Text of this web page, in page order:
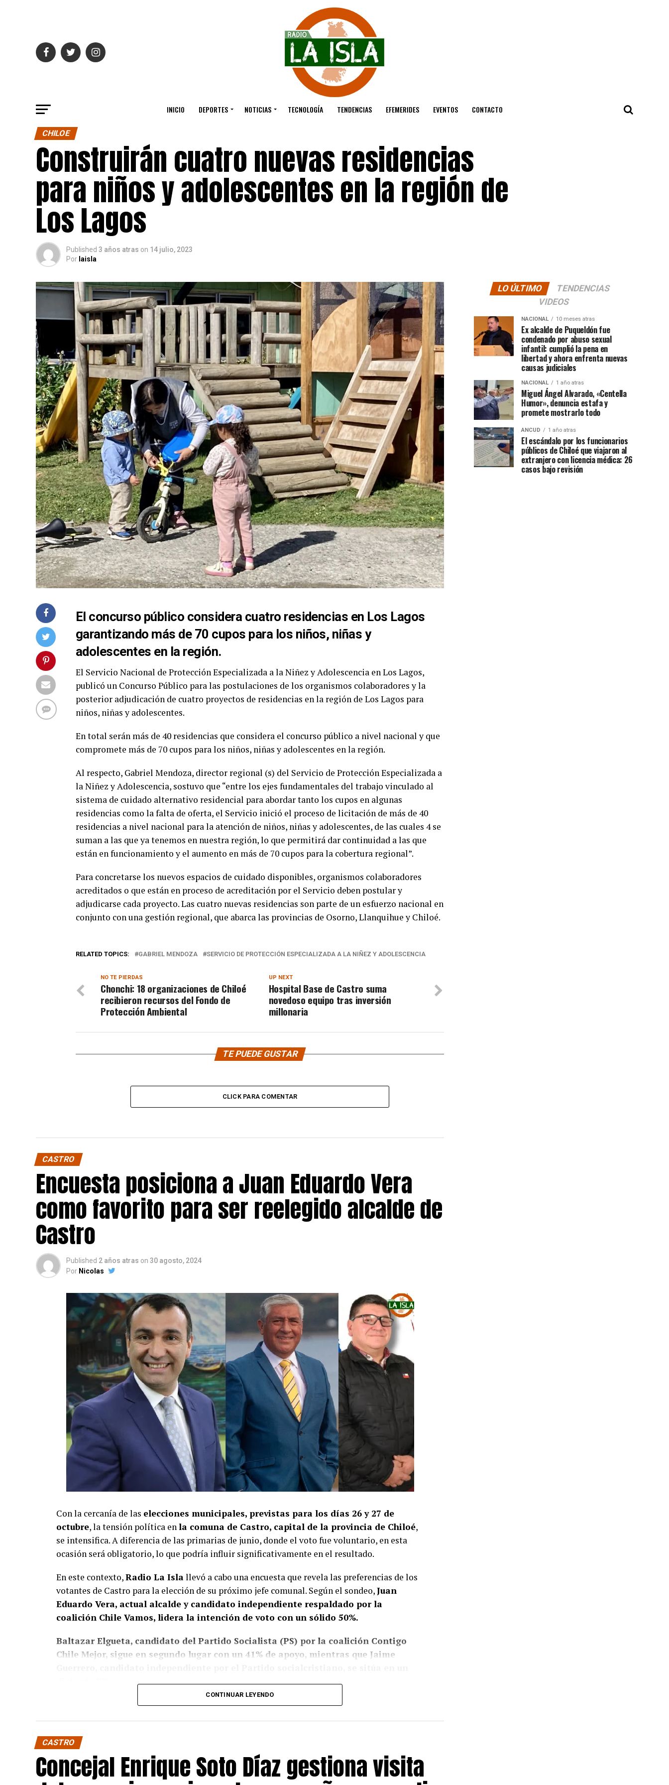
INICIO DEPORTES NOTICIAS TECNOLOGÍA TENDENCIAS EFEMERIDES EVENTOS CONTACTO
CHILOE
Construirán cuatro nuevas residencias
para niños y adolescentes en la región de
Los Lagos
Published 3 años atras on 14 julio, 2023
Por laisla
El concurso público considera cuatro residencias en Los Lagos
garantizando más de 70 cupos para los niños, niñas y
adolescentes en la región.
El Servicio Nacional de Protección Especializada a la Niñez y Adolescencia en Los Lagos,
publicó un Concurso Público para las postulaciones de los organismos colaboradores y la
posterior adjudicación de cuatro proyectos de residencias en la región de Los Lagos para
niños, niñas y adolescentes.
En total serán más de 40 residencias que considera el concurso público a nivel nacional y que
compromete más de 70 cupos para los niños, niñas y adolescentes en la región.
Al respecto, Gabriel Mendoza, director regional (s) del Servicio de Protección Especializada a
la Niñez y Adolescencia, sostuvo que “entre los ejes fundamentales del trabajo vinculado al
sistema de cuidado alternativo residencial para abordar tanto los cupos en algunas
residencias como la falta de oferta, el Servicio inició el proceso de licitación de más de 40
residencias a nivel nacional para la atención de niños, niñas y adolescentes, de las cuales 4 se
suman a las que ya tenemos en nuestra región, lo que permitirá dar continuidad a las que
están en funcionamiento y el aumento en más de 70 cupos para la cobertura regional”.
Para concretarse los nuevos espacios de cuidado disponibles, organismos colaboradores
acreditados o que están en proceso de acreditación por el Servicio deben postular y
adjudicarse cada proyecto. Las cuatro nuevas residencias son parte de un esfuerzo nacional en
conjunto con una gestión regional, que abarca las provincias de Osorno, Llanquihue y Chiloé.
RELATED TOPICS: GABRIEL MENDOZA SERVICIO DE PROTECCIÓN ESPECIALIZADA A LA NIÑEZ Y ADOLESCENCIA
UP NEXT
Hospital Base de Castro suma
novedoso equipo tras inversión
millonaria
NO TE PIERDAS
Chonchi: 18 organizaciones de Chiloé
recibieron recursos del Fondo de
Protección Ambiental
TE PUEDE GUSTAR
CLICK PARA COMENTAR
CASTRO
Encuesta posiciona a Juan Eduardo Vera
como favorito para ser reelegido alcalde de
Castro
Published 2 años atras on 30 agosto, 2024
Por Nicolas
Con la cercanía de las elecciones municipales, previstas para los días 26 y 27 de
octubre, la tensión política enla comuna de Castro, capital de la provincia de Chiloé,
se intensifica. A diferencia de las primarias de junio, donde el voto fue voluntario, en esta
ocasión será obligatorio, lo que podría influir significativamente en el resultado.
En este contexto,Radio La Islallevó a cabo una encuesta que revela las preferencias de los
votantes de Castro para la elección de su próximo jefe comunal. Según el sondeo,Juan
Eduardo Vera, actual alcalde y candidato independiente respaldado por la
coalición Chile Vamos, lidera la intención de voto con un sólido 50%.
Baltazar Elgueta, candidato del Partido Socialista (PS) por la coalición Contigo
Chile Mejor, sigue en segundo lugar con un 41% de apoyo, mientras que Jaime
Estos resultados confirman, de algún modo, pese a que no sean concluyentes, la fuerte
presencia de Vera en la política local, donde ha ejercido un liderazgo significativo,
candidata a la presidencia, Evelyn Matthei
haberle asegurado un respaldo considerable entre los votantes, lo que se refleja en la
encuesta.
CONTINUAR LEYENDO
CASTRO
Concejal Enrique Soto Díaz gestiona visita
LO ÚLTIMO
TENDENCIAS
VIDEOS
NACIONAL 10 meses atras
Ex alcalde de Puqueldón fue
condenado por abuso sexual
infantil: cumplió la pena en
libertad y ahora enfrenta nuevas
causas judiciales
NACIONAL 1 año atras
Miguel Ángel Alvarado, «Centella
Humor», denuncia estafa y
promete mostrarlo todo
ANCUD 1 año atras
El escándalo por los funcionarios
públicos de Chiloé que viajaron al
extranjero con licencia médica: 26
casos bajo revisión